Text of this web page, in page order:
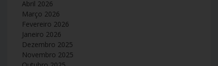
Abril 2026
Março 2026
Fevereiro 2026
Janeiro 2026
Dezembro 2025
Novembro 2025